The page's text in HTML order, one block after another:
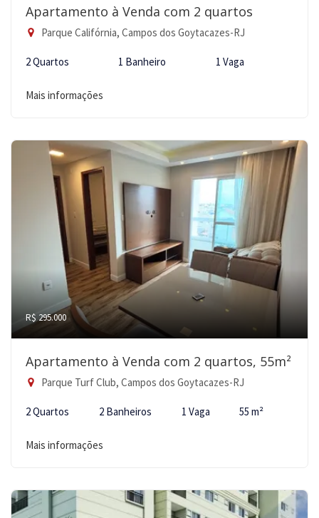
Apartamento à Venda com 2 quartos
Parque Califórnia, Campos dos Goytacazes-RJ
2 Quartos 1 Banheiro 1 Vaga
Mais informações
R$ 295.000
Apartamento à Venda com 2 quartos, 55m²
Parque Turf Club, Campos dos Goytacazes-RJ
2 Quartos 2 Banheiros 1 Vaga 55 m²
Mais informações